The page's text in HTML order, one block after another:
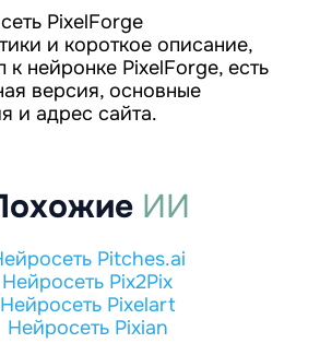
PixelForge
и короткое описание,
к нейронке PixelForge, есть
версия, основные
и адрес сайта.
ИИ
Pitches.ai
Нейросеть Pix2Pix
Нейросеть Pixelart
Нейросеть Pixian